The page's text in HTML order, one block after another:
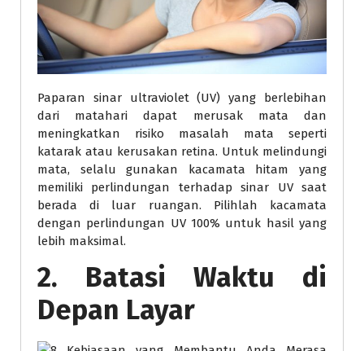
Paparan sinar ultraviolet (UV) yang berlebihan
dari matahari dapat merusak mata dan
meningkatkan risiko masalah mata seperti
katarak atau kerusakan retina. Untuk melindungi
mata, selalu gunakan kacamata hitam yang
memiliki perlindungan terhadap sinar UV saat
berada di luar ruangan. Pilihlah kacamata
dengan perlindungan UV 100% untuk hasil yang
lebih maksimal.
2. Batasi Waktu di
Depan Layar